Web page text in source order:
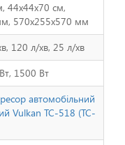
44x44x70 см,
570х255х570 мм
120 л/хв, 25 л/хв
1500 Вт
автомобільний
Vulkan TC-518 (TC-